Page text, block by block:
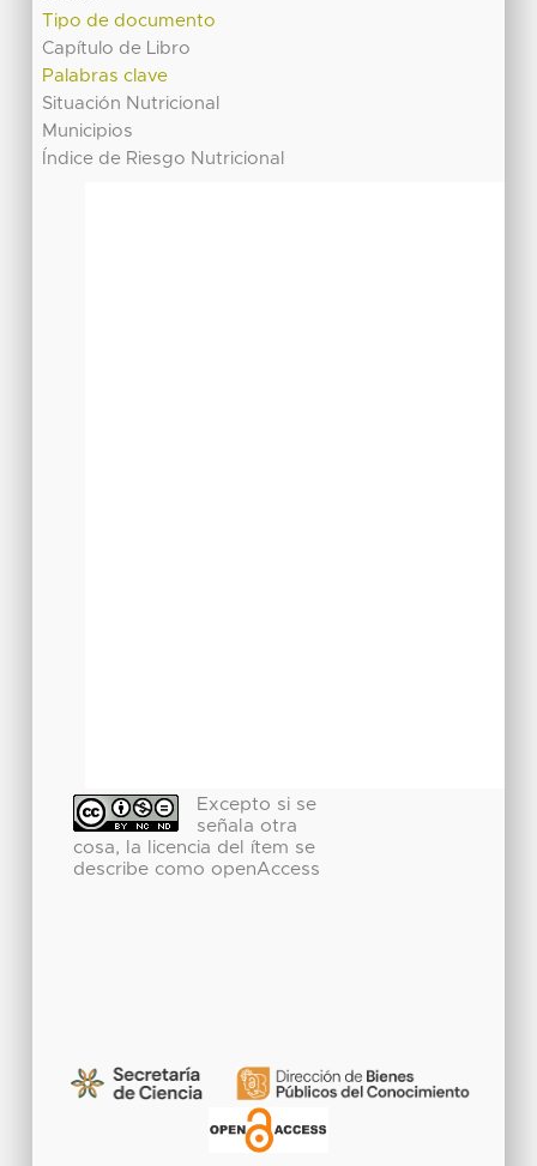
Tipo de documento
Capítulo de Libro
Palabras clave
Situación Nutricional
Municipios
Índice de Riesgo Nutricional
Excepto si se
señala otra
cosa, la licencia del ítem se
describe como openAccess